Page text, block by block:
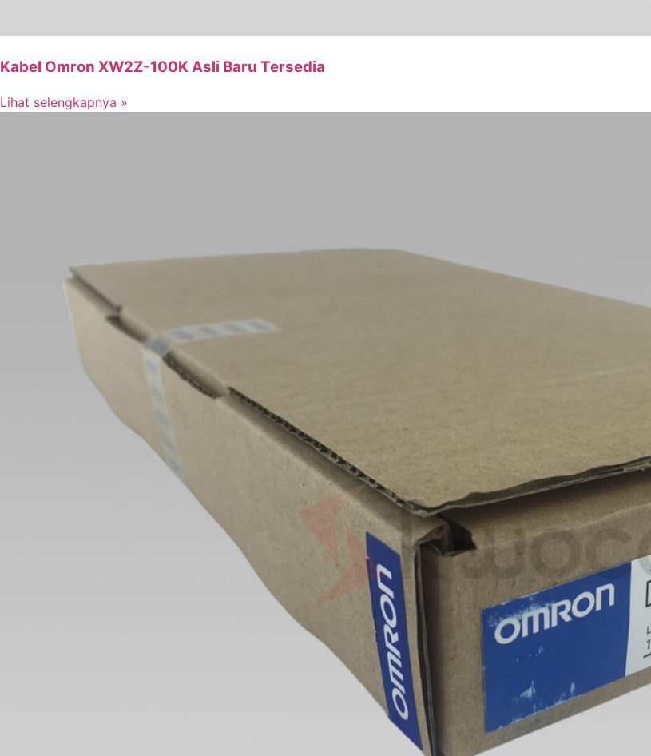
Kabel Omron XW2Z-100K Asli Baru Tersedia
Lihat selengkapnya »